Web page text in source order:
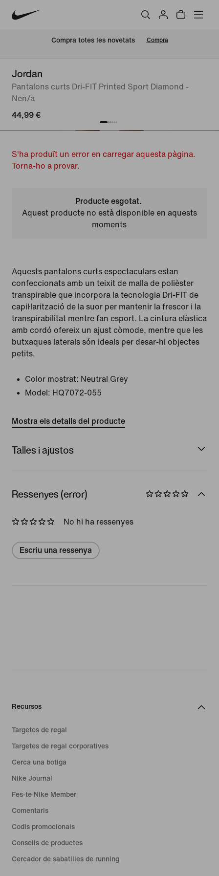
Compra totes les novetats Compra
Jordan
Pantalons curts Dri-FIT Printed Sport Diamond -
Nen/a
44,99 €
S'ha produït un error en carregar aquesta pàgina.
Torna-ho a provar.
Producte esgotat.
Aquest producte no està disponible en aquests
moments
Aquests pantalons curts espectaculars estan
confeccionats amb un teixit de malla de polièster
transpirable que incorpora la tecnologia Dri-FIT de
capil·larització de la suor per mantenir la frescor i la
transpirabilitat mentre fan esport. La cintura elàstica
amb cordó ofereix un ajust còmode, mentre que les
butxaques laterals són ideals per desar-hi objectes
petits.
Color mostrat: Neutral Grey
Model: HQ7072-055
Mostra els detalls del producte
Talles i ajustos
Ressenyes (error)
No hi ha ressenyes
Escriu una ressenya
Recursos
Targetes de regal
Targetes de regal corporatives
Cerca una botiga
Nike Journal
Fes-te Nike Member
Comentaris
Codis promocionals
Consells de productes
Cercador de sabatilles de running